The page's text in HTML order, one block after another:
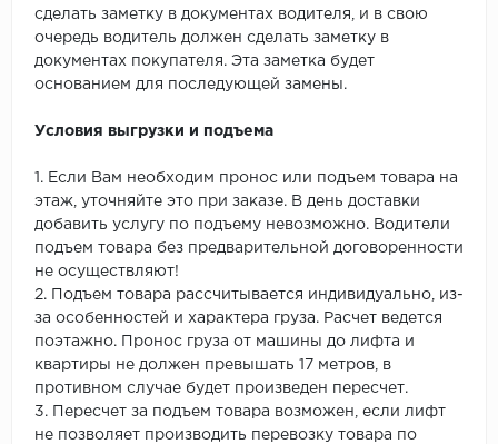
сделать заметку в документах водителя, и в свою
очередь водитель должен сделать заметку в
документах покупателя. Эта заметка будет
основанием для последующей замены.
Условия выгрузки и подъема
1. Если Вам необходим пронос или подъем товара на
этаж, уточняйте это при заказе. В день доставки
добавить услугу по подъему невозможно. Водители
подъем товара без предварительной договоренности
не осуществляют!
2. Подъем товара рассчитывается индивидуально, из-
за особенностей и характера груза. Расчет ведется
поэтажно. Пронос груза от машины до лифта и
квартиры не должен превышать 17 метров, в
противном случае будет произведен пересчет.
3. Пересчет за подъем товара возможен, если лифт
не позволяет производить перевозку товара по